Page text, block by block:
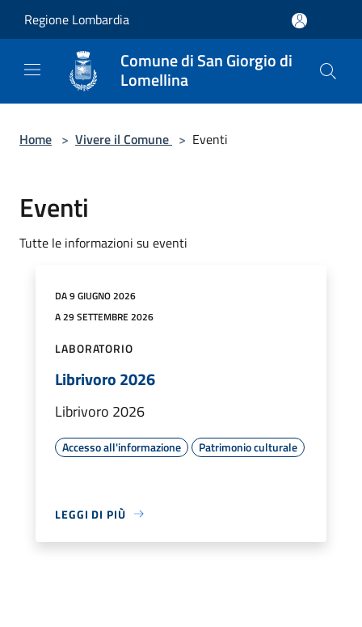
Regione Lombardia
Comune di San Giorgio di
Lomellina
Home > Vivere il Comune > Eventi
Eventi
Tutte le informazioni su eventi
DA 9 GIUGNO 2026
A 29 SETTEMBRE 2026
LABORATORIO
Librivoro 2026
Librivoro 2026
Accesso all'informazione Patrimonio culturale
LEGGI DI PIÙ